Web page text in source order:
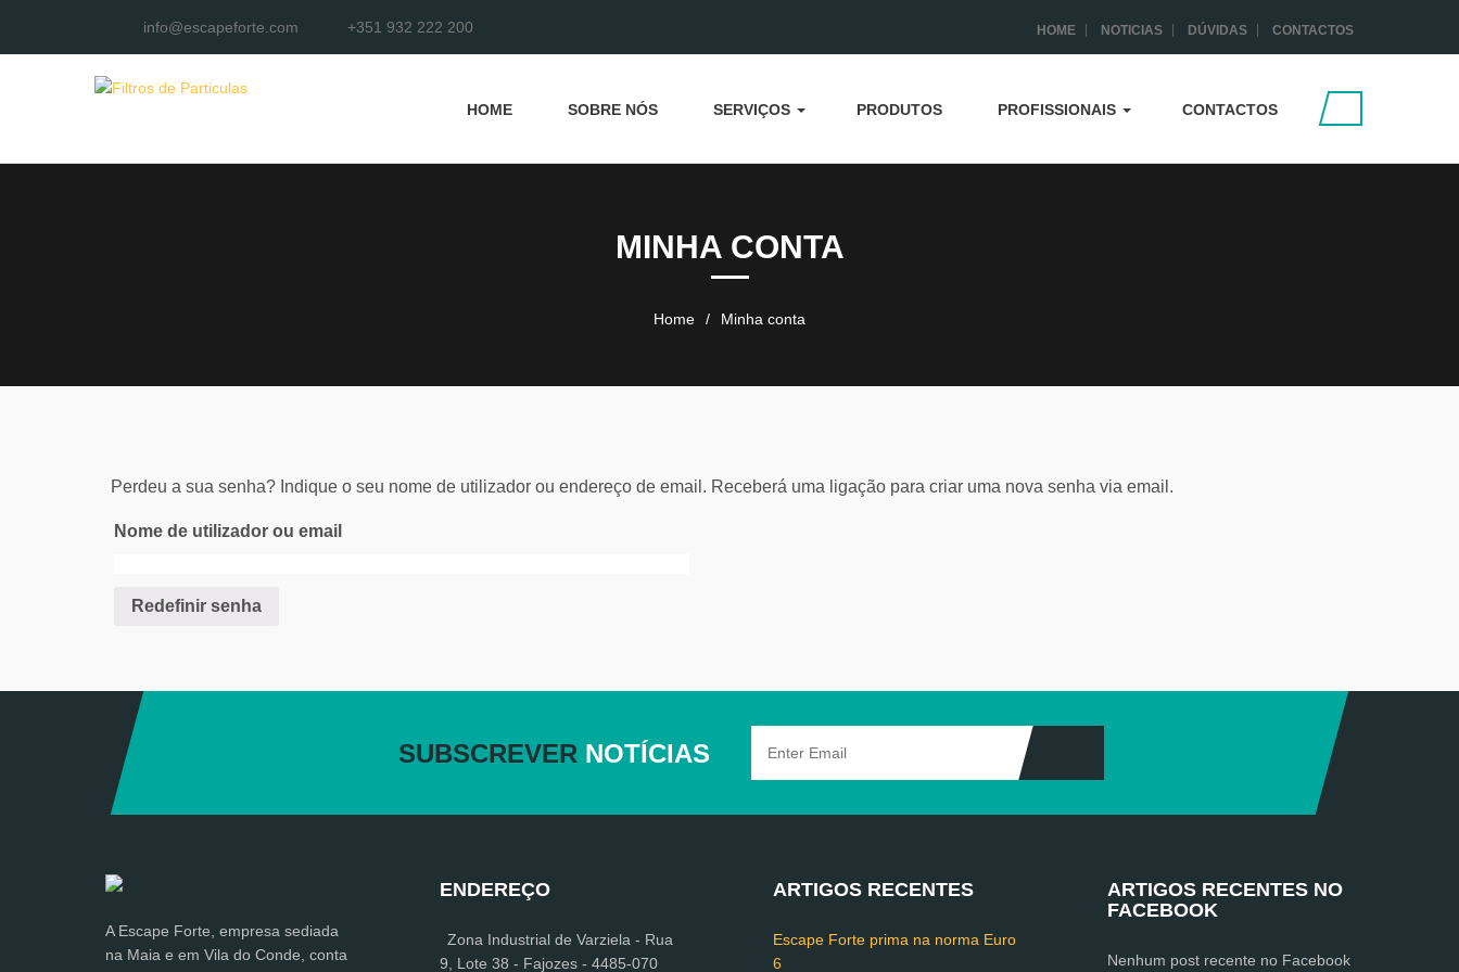
info@escapeforte.com +351 932 222 200 HOME NOTICIAS DÚVIDAS CONTACTOS
HOME SOBRE NÓS SERVIÇOS PRODUTOS PROFISSIONAIS CONTACTOS
MINHA CONTA
Home / Minha conta
Perdeu a sua senha? Indique o seu nome de utilizador ou endereço de email. Receberá uma ligação para criar uma nova senha via email.
Nome de utilizador ou email
Redefinir senha
SUBSCREVER NOTÍCIAS
A Escape Forte, empresa sediada
na Maia e em Vila do Conde, conta
ENDEREÇO
Zona Industrial de Varziela - Rua
9, Lote 38 - Fajozes - 4485-070
ARTIGOS RECENTES
Escape Forte prima na norma Euro
6
ARTIGOS RECENTES NO
FACEBOOK
Nenhum post recente no Facebook